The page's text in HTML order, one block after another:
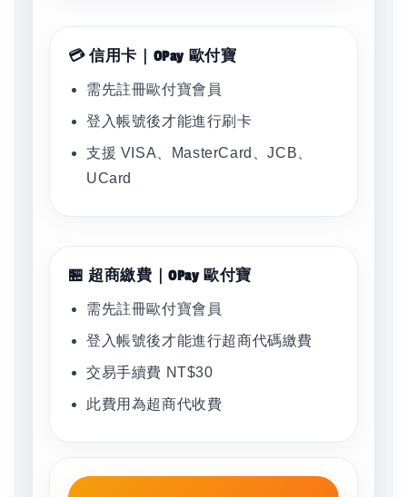
💳 信用卡｜OPay 歐付寶
需先註冊歐付寶會員
登入帳號後才能進行刷卡
支援 VISA、MasterCard、JCB、
UCard
🏪 超商繳費｜OPay 歐付寶
需先註冊歐付寶會員
登入帳號後才能進行超商代碼繳費
交易手續費 NT$30
此費用為超商代收費